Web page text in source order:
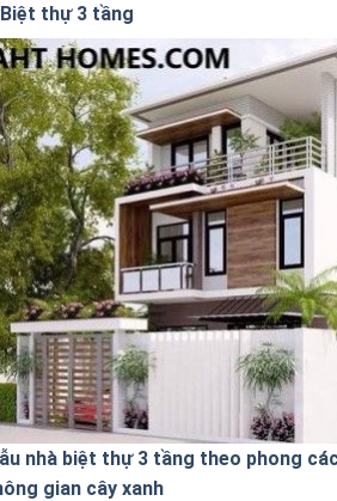
Biệt thự 3 tầng
nhà biệt thự 3 tầng theo phong
gian cây xanh